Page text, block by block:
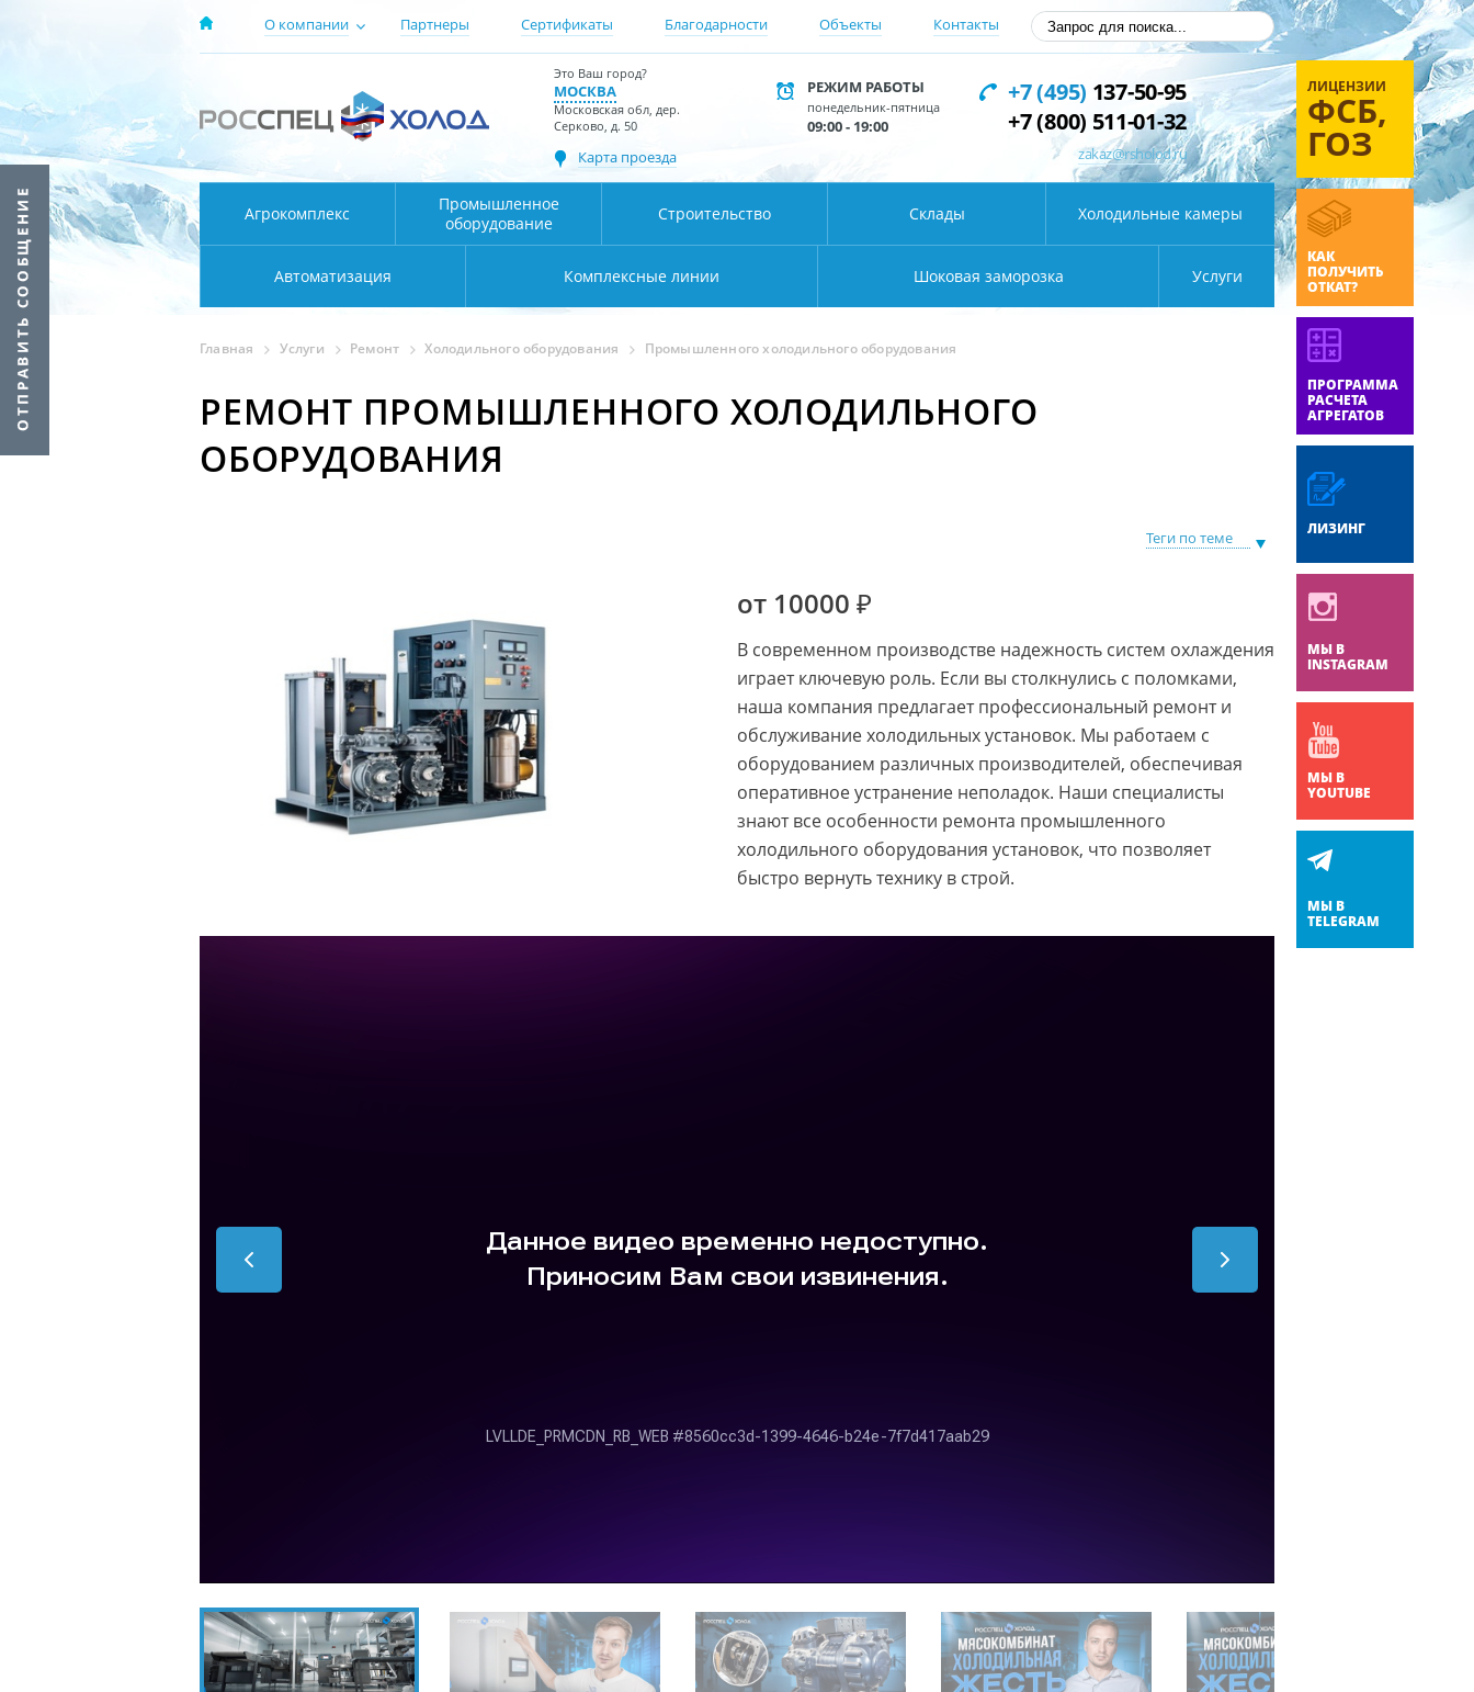
О компании Партнеры Сертификаты Благодарности Объекты Контакты
Это Ваш город?
МОСКВА
Московская обл, дер.
Серково, д. 50
Карта проезда
РЕЖИМ РАБОТЫ
понедельник-пятница
09:00 - 19:00
+7 (495) 137-50-95
+7 (800) 511-01-32
zakaz@rsholod.ru
Агрокомплекс
Промышленное
оборудование
Строительство Склады Холодильные камеры
Автоматизация Комплексные линии Шоковая заморозка Услуги
ЛИЦЕНЗИИ
ФСБ,
ГОЗ
КАК
ПОЛУЧИТЬ
ОТКАТ?
ПРОГРАММА
РАСЧЕТА
АГРЕГАТОВ
ЛИЗИНГ
МЫ В
INSTAGRAM
МЫ В
YOUTUBE
МЫ В
TELEGRAM
Главная Услуги Ремонт Холодильного оборудования Промышленного холодильного оборудования
РЕМОНТ ПРОМЫШЛЕННОГО ХОЛОДИЛЬНОГО
ОБОРУДОВАНИЯ
Теги по теме
от 10000 ₽
В современном производстве надежность систем охлаждения
играет ключевую роль. Если вы столкнулись с поломками,
наша компания предлагает профессиональный ремонт и
обслуживание холодильных установок. Мы работаем с
оборудованием различных производителей, обеспечивая
оперативное устранение неполадок. Наши специалисты
знают все особенности ремонта промышленного
холодильного оборудования установок, что позволяет
быстро вернуть технику в строй.